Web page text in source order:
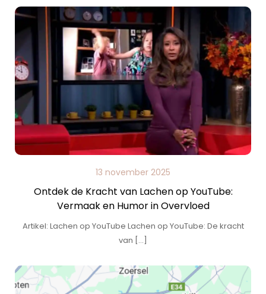
13 november 2025
Ontdek de Kracht van Lachen op YouTube:
Vermaak en Humor in Overvloed
Artikel: Lachen op YouTube Lachen op YouTube: De kracht
van […]